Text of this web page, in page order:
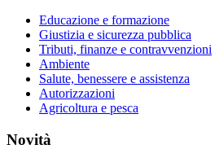
Educazione e formazione
Giustizia e sicurezza pubblica
Tributi, finanze e contravvenzioni
Ambiente
Salute, benessere e assistenza
Autorizzazioni
Agricoltura e pesca
Novità